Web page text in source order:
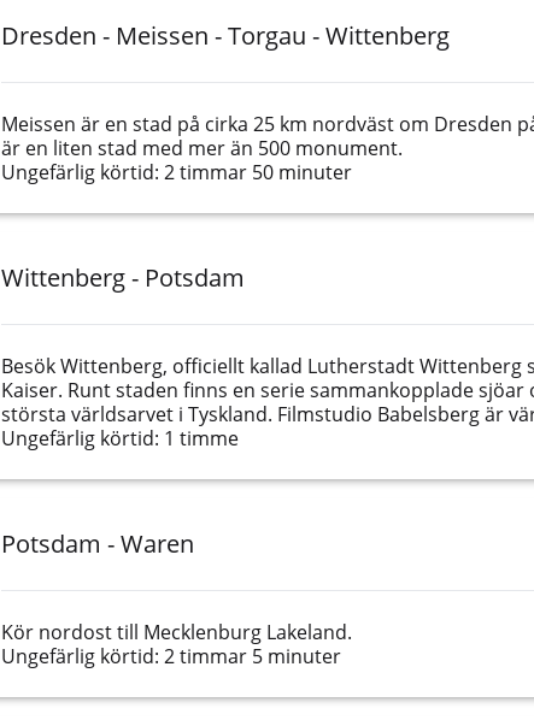
Dresden - Meissen - Torgau - Wittenberg
Meissen är en stad på cirka 25 km nordväst om Dresden
är en liten stad med mer än 500 monument.
Ungefärlig körtid: 2 timmar 50 minuter
Wittenberg - Potsdam
Besök Wittenberg, officiellt kallad Lutherstadt Wittenberg
Kaiser. Runt staden finns en serie sammankopplade
största världsarvet i Tyskland. Filmstudio Babelsberg är
Ungefärlig körtid: 1 timme
Potsdam - Waren
Kör nordost till Mecklenburg Lakeland.
Ungefärlig körtid: 2 timmar 5 minuter